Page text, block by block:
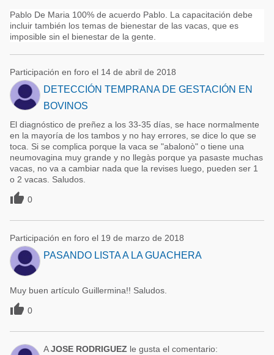
Pablo De Maria 100% de acuerdo Pablo. La capacitación debe
incluir también los temas de bienestar de las vacas, que es
imposible sin el bienestar de la gente.
Participación en foro el 14 de abril de 2018
DETECCIÓN TEMPRANA DE GESTACIÓN EN
BOVINOS
El diagnóstico de preñez a los 33-35 días, se hace normalmente
en la mayoría de los tambos y no hay errores, se dice lo que se
toca. Si se complica porque la vaca se "abalonò" o tiene una
neumovagina muy grande y no llegàs porque ya pasaste muchas
vacas, no va a cambiar nada que la revises luego, pueden ser 1
o 2 vacas. Saludos.
 0
Participación en foro el 19 de marzo de 2018
PASANDO LISTA A LA GUACHERA
Muy buen artículo Guillermina!! Saludos.
 0
AJOSE RODRIGUEZ le gusta el comentario: